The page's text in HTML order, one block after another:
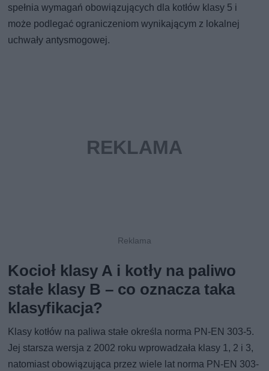
spełnia wymagań obowiązujących dla kotłów klasy 5 i
może podlegać ograniczeniom wynikającym z lokalnej
uchwały antysmogowej.
Kocioł klasy A i kotły na paliwo
stałe klasy B – co oznacza taka
klasyfikacja?
Klasy kotłów na paliwa stałe określa norma PN-EN 303-5.
Jej starsza wersja z 2002 roku wprowadzała klasy 1, 2 i 3,
natomiast obowiązująca przez wiele lat norma PN-EN 303-